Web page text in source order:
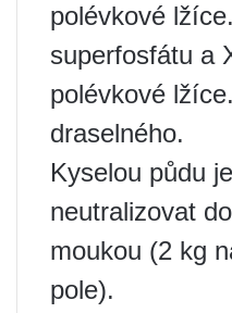
polévkové
superfosfátu a
polévkové
draselného.
Kyselou půdu
neutralizovat
moukou (2 kg
pole).